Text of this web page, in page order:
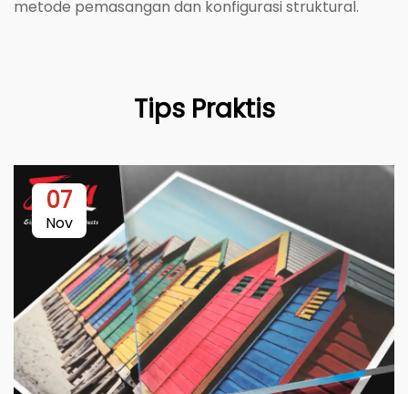
metode pemasangan dan konfigurasi struktural.
Tips Praktis
07
Nov